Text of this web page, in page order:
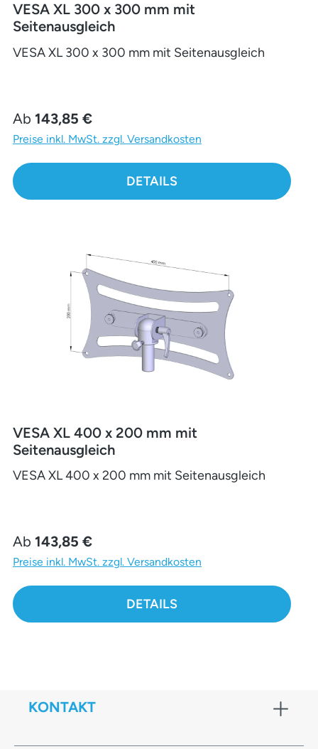
VESA XL 300 x 300 mm mit
Seitenausgleich
VESA XL 300 x 300 mm mit Seitenausgleich
Regulärer Preis:
Ab 143,85 €
Preise inkl. MwSt. zzgl. Versandkosten
DETAILS
VESA XL 400 x 200 mm mit
Seitenausgleich
VESA XL 400 x 200 mm mit Seitenausgleich
Regulärer Preis:
Ab 143,85 €
Preise inkl. MwSt. zzgl. Versandkosten
DETAILS
KONTAKT